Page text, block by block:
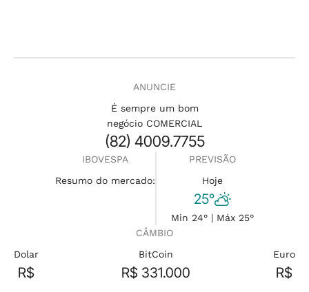
ANUNCIE
É sempre um bom
negócio COMERCIAL
(82) 4009.7755
IBOVESPA
Resumo do mercado:
PREVISÃO
Hoje
25°
Min 24° | Máx 25°
CÂMBIO
Dolar
R$
BitCoin
R$ 331.000
Euro
R$